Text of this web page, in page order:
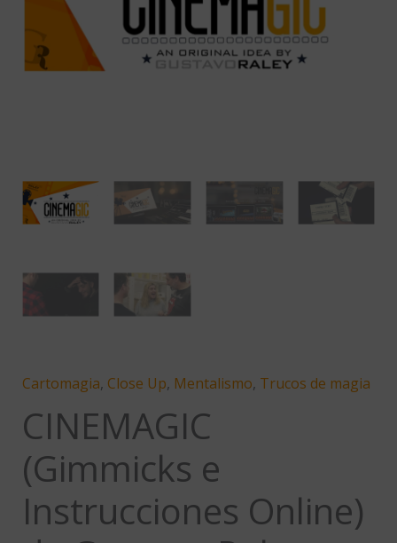
Cartomagia, Close Up, Mentalismo, Trucos de magia
CINEMAGIC
(Gimmicks e
Instrucciones Online)
cantidad